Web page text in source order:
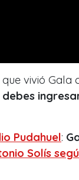
vivió Gala
Pudahuel:
Solís